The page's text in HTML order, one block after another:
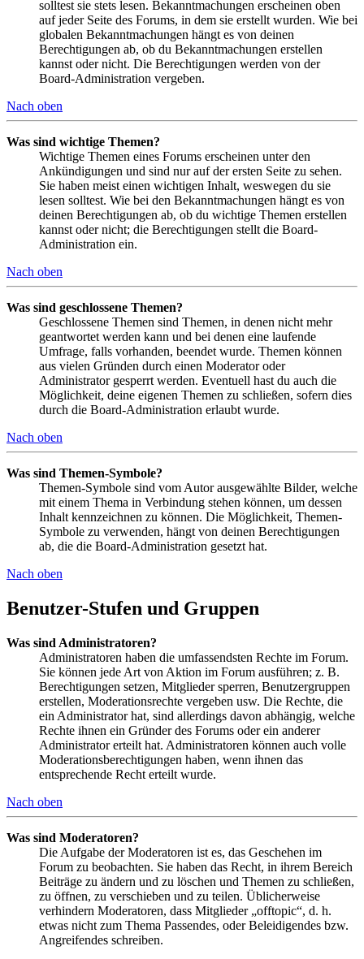
solltest sie stets lesen. Bekanntmachungen erscheinen oben
auf jeder Seite des Forums, in dem sie erstellt wurden. Wie bei
globalen Bekanntmachungen hängt es von deinen
Berechtigungen ab, ob du Bekanntmachungen erstellen
kannst oder nicht. Die Berechtigungen werden von der
Board-Administration vergeben.
Nach oben
Was sind wichtige Themen?
Wichtige Themen eines Forums erscheinen unter den
Ankündigungen und sind nur auf der ersten Seite zu sehen.
Sie haben meist einen wichtigen Inhalt, weswegen du sie
lesen solltest. Wie bei den Bekanntmachungen hängt es von
deinen Berechtigungen ab, ob du wichtige Themen erstellen
kannst oder nicht; die Berechtigungen stellt die Board-
Administration ein.
Nach oben
Was sind geschlossene Themen?
Geschlossene Themen sind Themen, in denen nicht mehr
geantwortet werden kann und bei denen eine laufende
Umfrage, falls vorhanden, beendet wurde. Themen können
aus vielen Gründen durch einen Moderator oder
Administrator gesperrt werden. Eventuell hast du auch die
Möglichkeit, deine eigenen Themen zu schließen, sofern dies
durch die Board-Administration erlaubt wurde.
Nach oben
Was sind Themen-Symbole?
Themen-Symbole sind vom Autor ausgewählte Bilder, welche
mit einem Thema in Verbindung stehen können, um dessen
Inhalt kennzeichnen zu können. Die Möglichkeit, Themen-
Symbole zu verwenden, hängt von deinen Berechtigungen
ab, die die Board-Administration gesetzt hat.
Nach oben
Benutzer-Stufen und Gruppen
Was sind Administratoren?
Administratoren haben die umfassendsten Rechte im Forum.
Sie können jede Art von Aktion im Forum ausführen; z. B.
Berechtigungen setzen, Mitglieder sperren, Benutzergruppen
erstellen, Moderationsrechte vergeben usw. Die Rechte, die
ein Administrator hat, sind allerdings davon abhängig, welche
Rechte ihnen ein Gründer des Forums oder ein anderer
Administrator erteilt hat. Administratoren können auch volle
Moderationsberechtigungen haben, wenn ihnen das
entsprechende Recht erteilt wurde.
Nach oben
Was sind Moderatoren?
Die Aufgabe der Moderatoren ist es, das Geschehen im
Forum zu beobachten. Sie haben das Recht, in ihrem Bereich
Beiträge zu ändern und zu löschen und Themen zu schließen,
zu öffnen, zu verschieben und zu teilen. Üblicherweise
verhindern Moderatoren, dass Mitglieder „offtopic“, d. h.
etwas nicht zum Thema Passendes, oder Beleidigendes bzw.
Angreifendes schreiben.